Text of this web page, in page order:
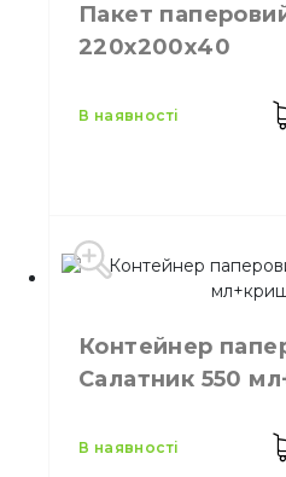
Колір
Розмір
Пакет
220х200х40
Україна
Матеріал
в наявності
Контейнер
Салатник 550
в наявності